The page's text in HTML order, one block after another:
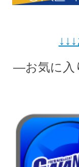
―お気に入